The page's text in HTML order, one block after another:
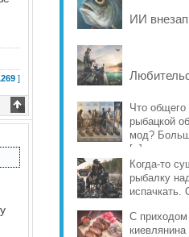
]
ИИ
рыбы, про
заметно
лодку
эхолоты,
Что
рыбацкой
мод?
[..]
Когда-то
рыбалку
испачкать.
С приходом